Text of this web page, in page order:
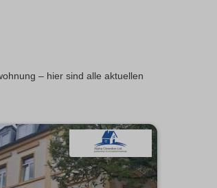
– hier sind alle aktuellen